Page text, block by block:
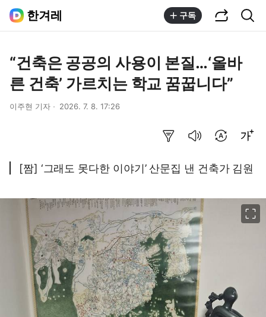
한겨레 구독
“건축은 공공의 사용이 본질…‘올바
른 건축’ 가르치는 학교 꿈꿉니다”
이주현 기자 2026. 7. 8. 17:26
[짬] ‘그래도 못다한 이야기’ 산문집 낸 건축가 김원